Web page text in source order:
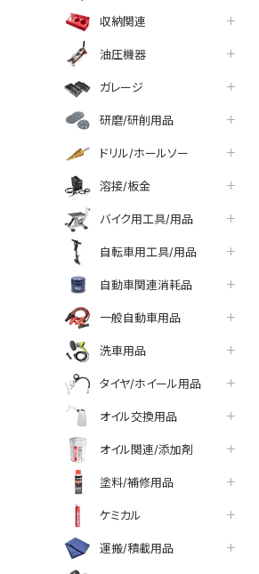
収納関連
油圧機器
ガレージ
研磨/研削用品
ドリル/ホールソー
溶接/板金
バイク用工具/用品
自転車用工具/用品
自動車関連消耗品
一般自動車用品
洗車用品
タイヤ/ホイール用品
オイル交換用品
オイル関連/添加剤
塗料/補修用品
ケミカル
運搬/積載用品